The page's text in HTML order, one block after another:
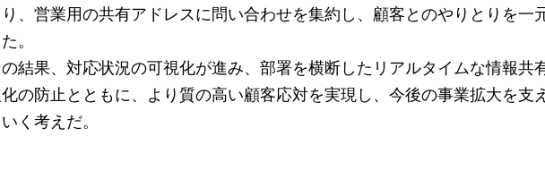
、営業用の共有アドレスに問い合わせを集約し、顧客とのやりとりを一
。
結果、対応状況の可視化が進み、部署を横断したリアルタイムな情報共
化の防止とともに、より質の高い顧客応対を実現し、今後の事業拡大を支
く考えだ。